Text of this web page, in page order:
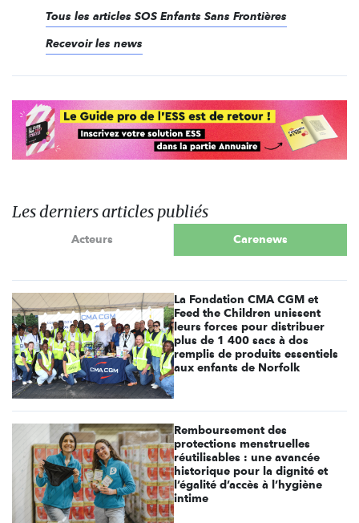
Tous les articles SOS Enfants Sans Frontières
Recevoir les news
Les derniers articles publiés
Acteurs Carenews
La Fondation CMA CGM et
Feed the Children unissent
leurs forces pour distribuer
plus de 1 400 sacs à dos
remplis de produits essentiels
aux enfants de Norfolk
Remboursement des
protections menstruelles
réutilisables : une avancée
historique pour la dignité et
l’égalité d’accès à l’hygiène
intime